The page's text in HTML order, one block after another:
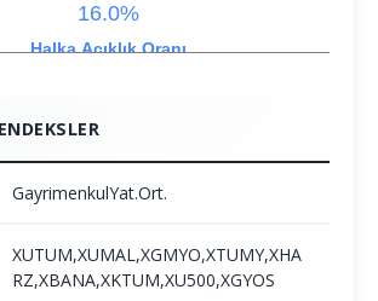
Halka Açıklık Oranı
16.0%
GayrimenkulYat.Ort.
XUTUM,XUMAL,XGMYO,XTUMY,XHA
RZ,XBANA,XKTUM,XU500,XGYOS